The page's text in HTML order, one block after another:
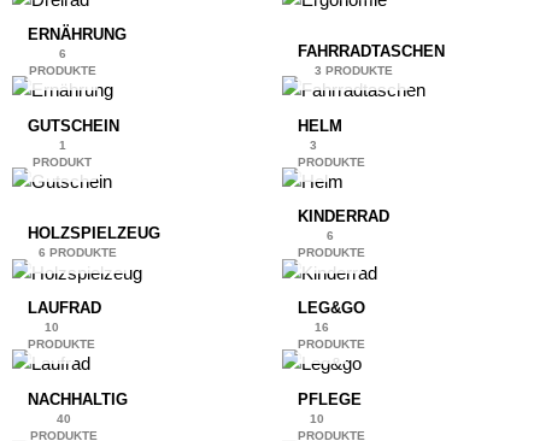
ERNÄHRUNG
6
PRODUKTE
FAHRRADTASCHEN
3 PRODUKTE
GUTSCHEIN
1
PRODUKT
HELM
3
PRODUKTE
HOLZSPIELZEUG
6 PRODUKTE
KINDERRAD
6
PRODUKTE
LAUFRAD
10
PRODUKTE
LEG&GO
16
PRODUKTE
NACHHALTIG
40
PRODUKTE
PFLEGE
10
PRODUKTE